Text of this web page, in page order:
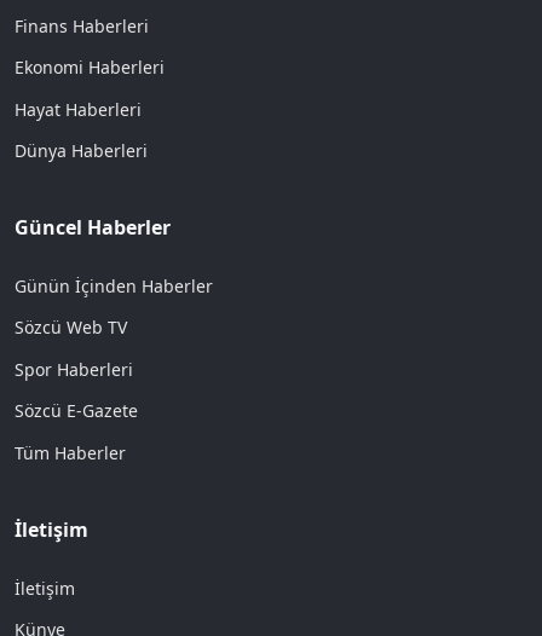
Finans Haberleri
Ekonomi Haberleri
Hayat Haberleri
Dünya Haberleri
Güncel Haberler
Günün İçinden Haberler
Sözcü Web TV
Spor Haberleri
Sözcü E-Gazete
Tüm Haberler
İletişim
İletişim
Künye